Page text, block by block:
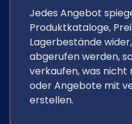
Jedes Angebot
Produktkataloge,
Lagerbestände
abgerufen werden,
verkaufen, was nicht
oder Angebote mit
erstellen.